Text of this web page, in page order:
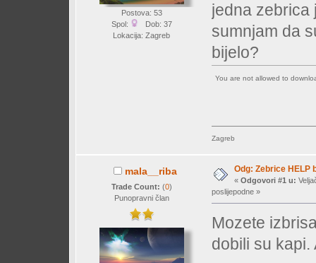
Postova: 53
Spol:
Dob: 37
Lokacija: Zagreb
jedna zebrica
sumnjam da
bijelo?
You are not allowed to
Zagreb
mala__riba
Trade Count: (0)
Punopravni član
Odg: Zebrice HELP
« Odgovori #1 u:
poslijepodne »
Mozete
dobili su kapi.